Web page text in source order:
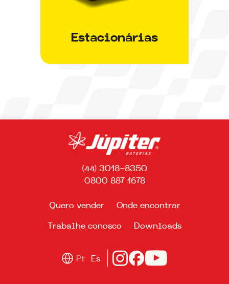
Estacionárias
(44) 3018-8350
0800 887 1678
Quero vender Onde encontrar
Trabalhe conosco Downloads
Pt Es